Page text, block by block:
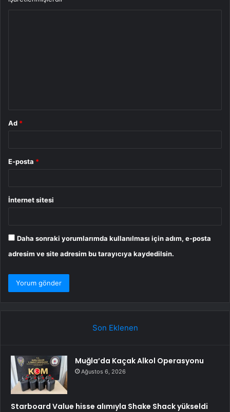
Ad *
E-posta *
İnternet sitesi
Daha sonraki yorumlarımda kullanılması için adım, e-posta
adresim ve site adresim bu tarayıcıya kaydedilsin.
Son Eklenen
Muğla’da Kaçak Alkol Operasyonu
Ağustos 6, 2026
Starboard Value hisse alımıyla Shake Shack yükseldi